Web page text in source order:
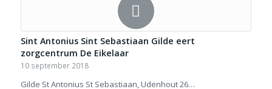
Sint Antonius Sint Sebastiaan Gilde eert
zorgcentrum De Eikelaar
10 september 2018
Gilde St Antonius St Sebastiaan, Udenhout 26…